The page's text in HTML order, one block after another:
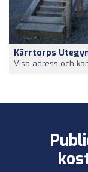
Kärrtorps
Visa adress och